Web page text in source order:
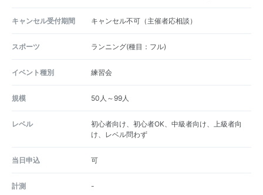
キャンセル受付期間 キャンセル不可（主催者応相談）
スポーツ ランニング(種目：フル)
イベント種別 練習会
規模 50人～99人
レベル
初心者向け、初心者OK、中級者向け、上級者向
け、レベル問わず
当日申込 可
計測 -